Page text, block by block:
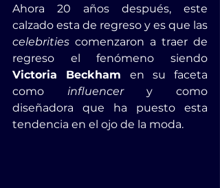
Ahora 20 años después, este
celebrities comenzaron a traer de
Victoria Beckham en su faceta
como influencer y como
diseñadora que ha puesto esta
tendencia en el ojo de la moda.